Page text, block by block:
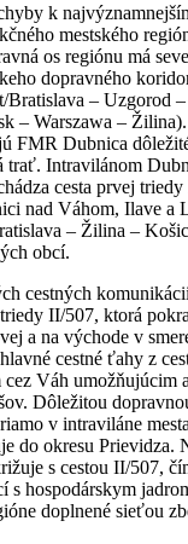
k
mestského
os regiónu má
dopravného
Bratislava – Uzgorod
– Warszawa –
FMR Dubnica
trať. Intravilánom
cesta prvej
nad Váhom, Ilave a
– Žilina –
obcí.
cestných
II/507, ktorá
a na východe v
cestné ťahy z
Váh umožňujúcim
Dôležitou
v intraviláne
do okresu Prievidza.
s cestou II/507,
s hospodárskym
doplnené sieťou